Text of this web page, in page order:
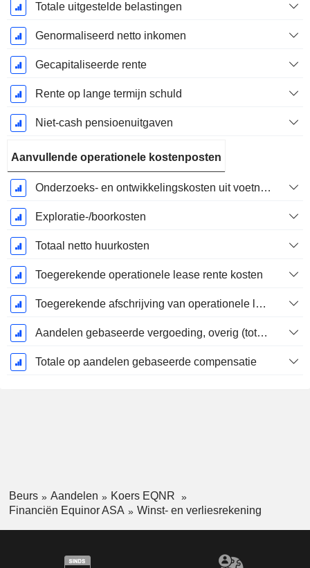
Totale uitgestelde belastingen
Genormaliseerd netto inkomen
Gecapitaliseerde rente
Rente op lange termijn schuld
Niet-cash pensioenuitgaven
Aanvullende operationele kostenposten
Onderzoeks- en ontwikkelingskosten uit voetnoten
Exploratie-/boorkosten
Totaal netto huurkosten
Toegerekende operationele lease rente kosten
Toegerekende afschrijving van operationele lease
Aandelen gebaseerde vergoeding, overig (totaal)
Totale op aandelen gebaseerde compensatie
Beurs Aandelen
Koers EQNR
Financiën Equinor ASA
Winst- en verliesrekening